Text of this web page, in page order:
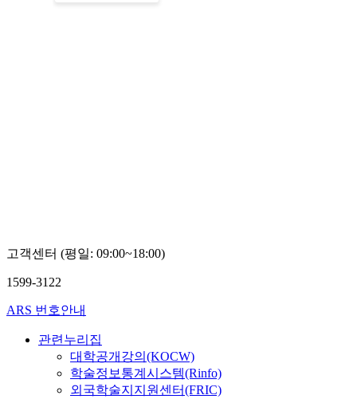
고객센터 (평일: 09:00~18:00)
1599-3122
ARS 번호안내
관련누리집
대학공개강의(KOCW)
학술정보통계시스템(Rinfo)
외국학술지지원센터(FRIC)